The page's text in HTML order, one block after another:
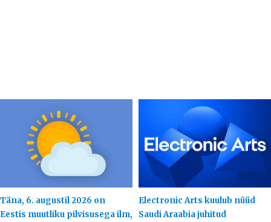
Täna, 6. augustil 2026 on
Eestis muutliku pilvisusega ilm,
Electronic Arts kuulub nüüd
Saudi Araabia juhitud